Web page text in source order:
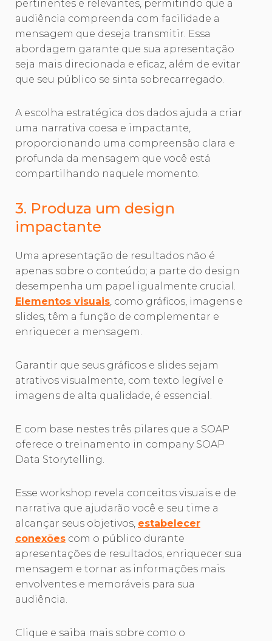
pertinentes e relevantes, permitindo que a
audiência compreenda com facilidade a
mensagem que deseja transmitir. Essa
abordagem garante que sua apresentação
seja mais direcionada e eficaz, além de evitar
que seu público se sinta sobrecarregado.
A escolha estratégica dos dados ajuda a criar
uma narrativa coesa e impactante,
proporcionando uma compreensão clara e
profunda da mensagem que você está
compartilhando naquele momento.
3. Produza um design
impactante
Uma apresentação de resultados não é
apenas sobre o conteúdo; a parte do design
desempenha um papel igualmente crucial.
Elementos visuais, como gráficos, imagens e
slides, têm a função de complementar e
enriquecer a mensagem.
Garantir que seus gráficos e slides sejam
atrativos visualmente, com texto legível e
imagens de alta qualidade, é essencial.
E com base nestes três pilares que a SOAP
oferece o treinamento in company SOAP
Data Storytelling.
Esse workshop revela conceitos visuais e de
narrativa que ajudarão você e seu time a
alcançar seus objetivos, estabelecer
conexões com o público durante
apresentações de resultados, enriquecer sua
mensagem e tornar as informações mais
envolventes e memoráveis para sua
audiência.
Clique e saiba mais sobre como o